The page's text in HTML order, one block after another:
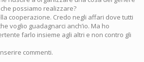
possiamo realizzare?
cooperazione. Credo negli affari dove tutti
voglio guadagnarci anch’io. Ma ho
farlo insieme agli altri e non contro gli
commenti.